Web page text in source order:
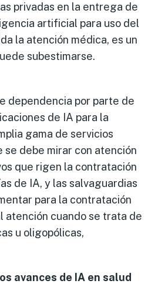
privadas en la entrega de
artificial para uso del
la atención médica, es un
subestimarse.
dependencia por parte de
de IA para la
gama de servicios
se debe mirar con atención
que rigen la contratación
de IA, y las salvaguardias
para la contratación
atención cuando se trata de
u oligopólicas,
avances de IA en salud